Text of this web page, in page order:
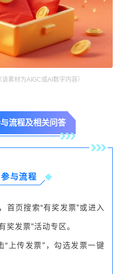
素材为AIGC或AI数字内容）
流程及相关问答
参与流程
首页搜索“有奖发票”或进入
奖发票”活动专区。
“上传发票”，勾选发票一键